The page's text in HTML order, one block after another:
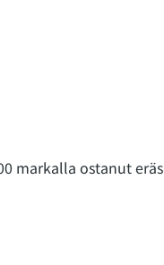
markalla ostanut eräs